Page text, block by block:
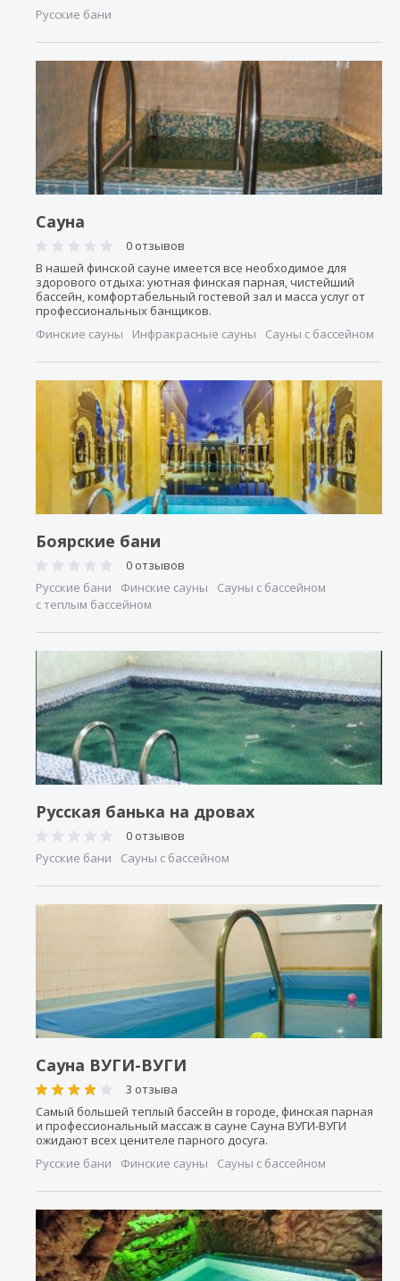
Русские бани
Сауна
0 отзывов
В нашей финской сауне имеется все необходимое для
здорового отдыха: уютная финская парная, чистейший
бассейн, комфортабельный гостевой зал и масса услуг от
профессиональных банщиков.
Финские сауны
Инфракрасные сауны Сауны с бассейном
Боярские бани
0 отзывов
Русские бани
Финские сауны
Сауны с бассейном
с теплым бассейном
Русская банька на дровах
0 отзывов
Русские бани
Сауны с бассейном
Сауна ВУГИ-ВУГИ
3 отзыва
Самый большей теплый бассейн в городе, финская парная
и профессиональный массаж в сауне Сауна ВУГИ-ВУГИ
ожидают всех ценителе парного досуга.
Русские бани
Финские сауны Сауны с бассейном